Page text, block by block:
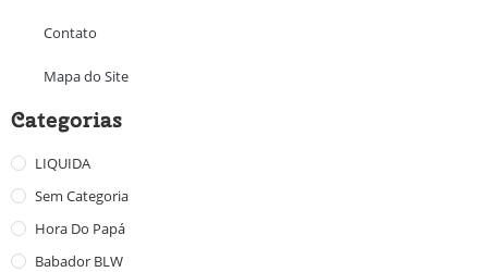
Contato
Mapa do Site
Categorias
LIQUIDA
Sem Categoria
Hora Do Papá
Babador BLW